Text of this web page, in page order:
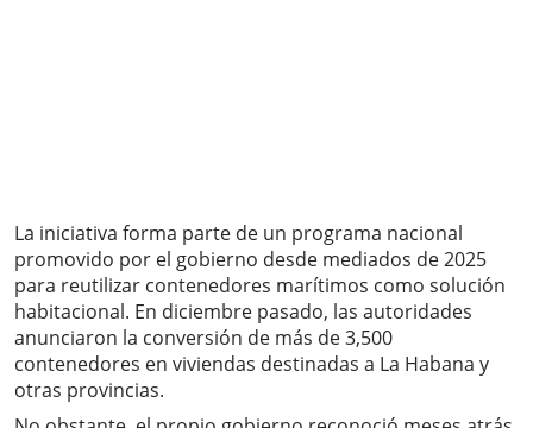
La iniciativa forma parte de un programa nacional
promovido por el gobierno desde mediados de 2025
para reutilizar contenedores marítimos como solución
habitacional. En diciembre pasado, las autoridades
anunciaron la conversión de más de 3,500
contenedores en viviendas destinadas a La Habana y
otras provincias.